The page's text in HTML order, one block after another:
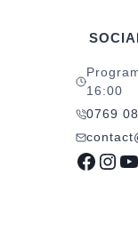
16:00
0769